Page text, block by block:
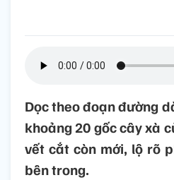
Dọc theo đoạn đường
khoảng 20 gốc cây xà
vết cắt còn mới, lộ rõ
bên trong.